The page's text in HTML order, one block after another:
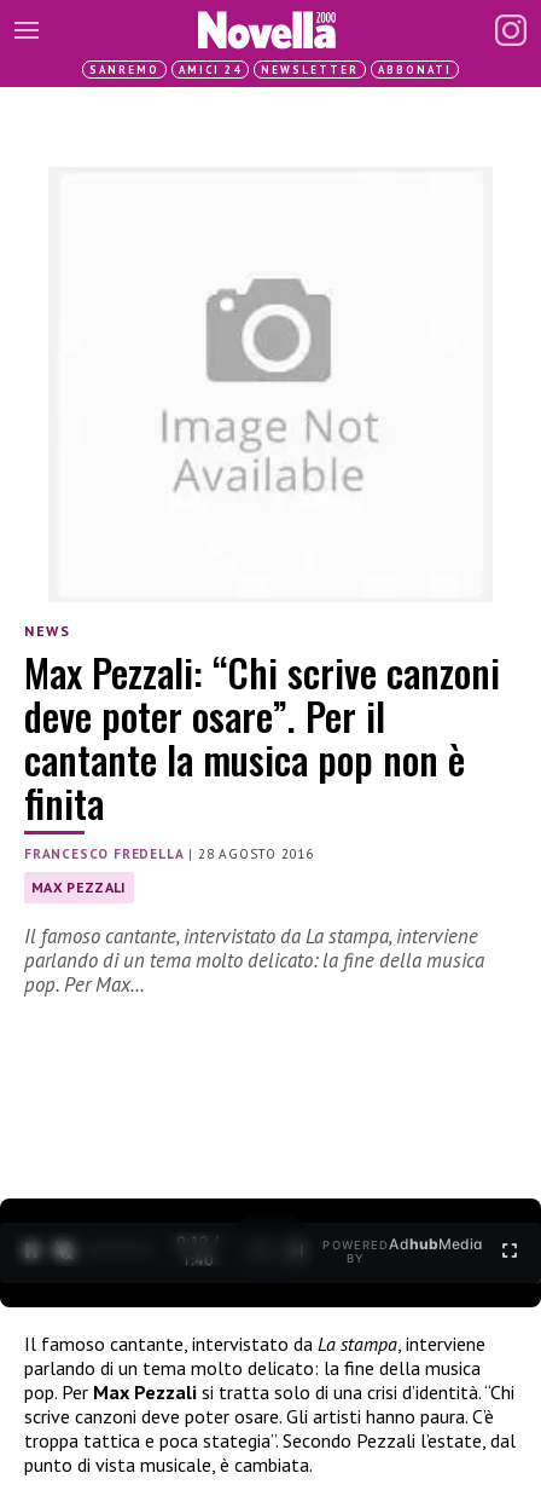
SANREMO AMICI 24 NEWSLETTER ABBONATI
NEWS
Max Pezzali: “Chi scrive canzoni
deve poter osare”. Per il
cantante la musica pop non è
finita
FRANCESCO FREDELLA | 28 AGOSTO 2016
MAX PEZZALI
Il famoso cantante, intervistato da La stampa, interviene
parlando di un tema molto delicato: la fine della musica
pop. Per Max…
0:12 /
1:40
POWERED
BY
AdhubMedia
Il famoso cantante, intervistato da La stampa , interviene
parlando di un tema molto delicato: la fine della musica
pop. Per Max Pezzali si tratta solo di una crisi d’identità. “Chi
scrive canzoni deve poter osare. Gli artisti hanno paura. C’è
troppa tattica e poca stategia”. Secondo Pezzali l’estate, dal
punto di vista musicale, è cambiata.